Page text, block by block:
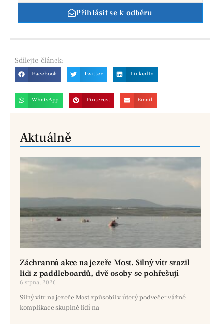
Přihlásit se k odběru
Sdílejte článek:
Facebook Twitter LinkedIn
WhatsApp Pinterest Email
Aktuálně
Záchranná akce na jezeře Most. Silný vítr srazil
lidi z paddleboardů, dvě osoby se pohřešují
6 srpna, 2026
Silný vítr na jezeře Most způsobil v úterý podvečer vážné
komplikace skupině lidí na